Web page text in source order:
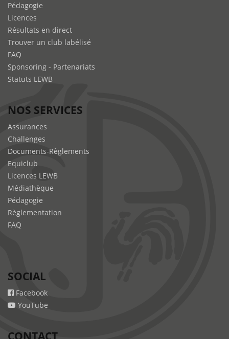
Pédagogie
Licences
Résultats en direct
Trouver un club labélisé
FAQ
Sponsoring - Partenariats
Statuts LEWB
NOS SERVICES
Assurances
Challenges
Documents-Règlements
Equiclub
Licences LEWB
Médiathèque
Pédagogie
Règlementation
FAQ
SOCIAL
Facebook
YouTube
CONTACT